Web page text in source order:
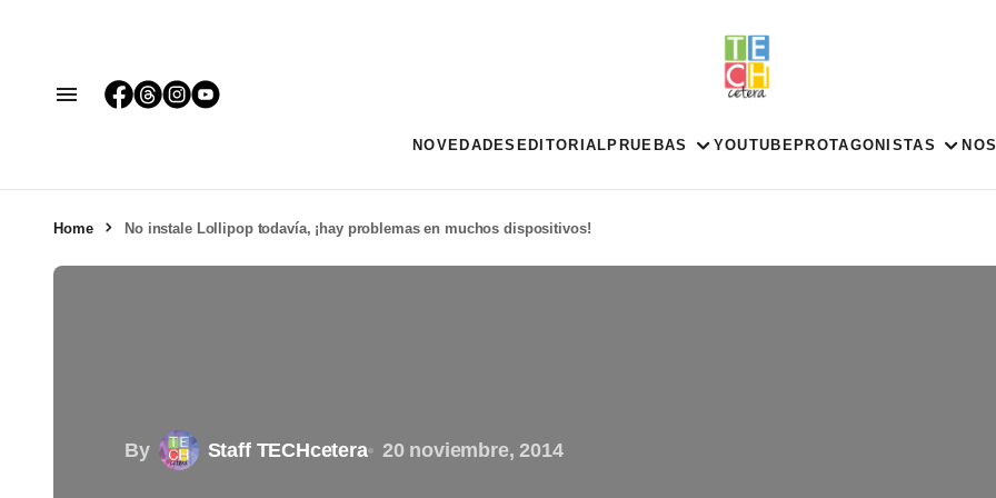
NOVEDADES EDITORIAL PRUEBAS YOUTUBE PROTAGONISTAS
Home No instale Lollipop todavía, ¡hay problemas en muchos dispositivos!
By Staff TECHcetera 20 noviembre, 2014